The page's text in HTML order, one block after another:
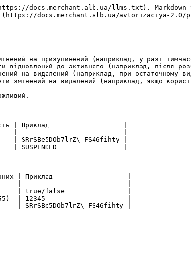
docs.merchant.alb.ua/llms.txt). Markdown
docs.merchant.alb.ua/avtorizaciya-
на призупинений (наприклад, у разі
відновлений до активного (наприклад, після
на видалений (наприклад, при остаточному
змінений на видалений (наприклад, якщо
| Приклад                   |
| ------------------------- |
|
| SUSPENDED                 |
| Приклад                   |
| ------------------------- |
| true/false                |
| 12345                     |
|